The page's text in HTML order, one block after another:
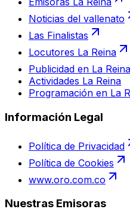
Noticias del vallenato
Las Finalistas
Locutores La Reina
Publicidad en La Reina
Actividades La Reina
Programación en La
Información Legal
Política de Privacidad
Política de Cookies
www.oro.com.co
Nuestras Emisoras